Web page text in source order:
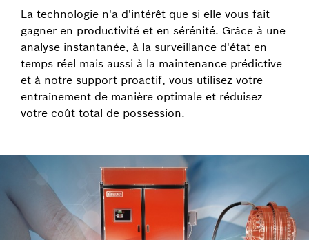
La technologie n'a d'intérêt que si elle vous fait
gagner en productivité et en sérénité. Grâce à une
analyse instantanée, à la surveillance d'état en
temps réel mais aussi à la maintenance prédictive
et à notre support proactif, vous utilisez votre
entraînement de manière optimale et réduisez
votre coût total de possession.